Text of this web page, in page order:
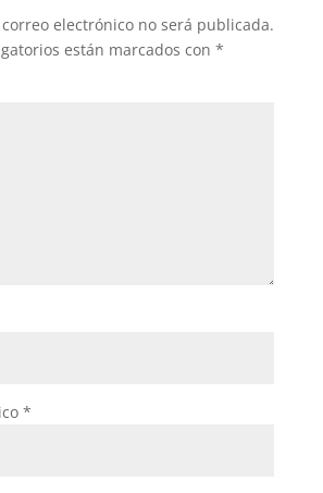
electrónico no será publicada.
están marcados con *
*